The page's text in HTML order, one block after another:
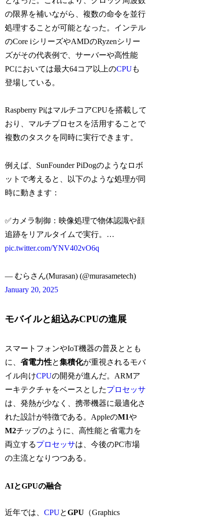
の限界を補いながら、複数の命令を並行
処理することが可能となった。インテル
のCore iシリーズやAMDのRyzenシリー
ズがその代表例で、サーバーや高性能
PCにおいては最大64コア以上のCPUも
登場している。
Raspberry PiはマルチコアCPUを搭載して
おり、マルチプロセスを活用することで
複数のタスクを同時に実行できます。
例えば、SunFounder PiDogのようなロボ
ットで考えると、以下のような処理が同
時に動きます：
✅カメラ制御：映像処理で物体認識や顔
追跡をリアルタイムで実行。…
pic.twitter.com/YNV402vO6q
— むらさん(Murasan) (@murasametech)
January 20, 2025
モバイルと組込みCPUの進展
スマートフォンやIoT機器の普及ととも
に、省電力性と集積化が重視されるモバ
イル向けCPUの開発が進んだ。ARMア
ーキテクチャをベースとしたプロセッサ
は、発熱が少なく、携帯機器に最適化さ
れた設計が特徴である。AppleのM1や
M2チップのように、高性能と省電力を
両立するプロセッサは、今後のPC市場
の主流となりつつある。
AIとGPUの融合
近年では、CPUとGPU （Graphics